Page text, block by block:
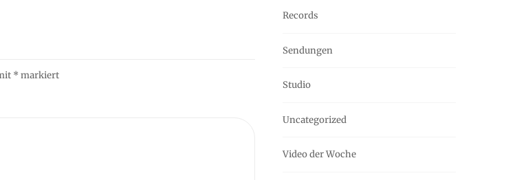
* markiert
Records
Sendungen
Studio
Uncategorized
Video der Woche